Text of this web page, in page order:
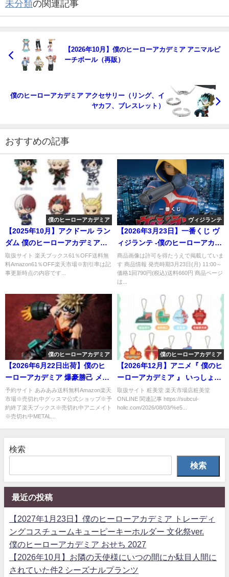
未分類の関連記事
【2026年10月】僕のヒーローアカデミア アニマルビ
ーチボール（再販）
僕のヒーローアカデミア アクセサリー（リング、イ
ヤカフ、ブレスレット）
おすすめの記事
僕のヒーローアカデミア
【2025年10月】アクドール ラン
ダム 僕のヒーローアカデミア
vol.1
取扱サイト 楽天ブックス61％OFF送料無
料Amazon61％OFF楽天市場※割引率は記
事更新時点の内容です...
ヴィジランテ
【2026年3月23日】一番くじ ヴ
ィジランテ -僕のヒーローアカデ
ミア ILLEGALS-
商品画像は許可を得たうえで掲載していま
す 商品情報 発売時期3月23日(月) 11:00～
価格1回790円(税込)送料660円 商品ページ
は...
僕のヒーローアカデミア
【2026年6月22日出荷】僕のヒ
ーローアカデミア 爆豪勝己 メタ
リックVer. 1/4 完成品フィギュア
予約サイト あみあみ送料無料Amazon楽天
市場※売切れ中グッスマ公式ショップ※予
約終了楽天ブックス※売切れ中アニメイト
※売切れ中METAL...
僕のヒーローアカデミア
【2026年12月】アニメ『 僕のヒ
ーローアカデミア 』 いっしょ
に！おでかけシリーズ ＜ ネーム
タグ 全9種 ＞
取扱サイト 粧美堂 楽天市場店粧美堂
ONLINE 関連記事 https://subcul-
holic.com/2026/08/03/%e5...
検索
検索
最近の投稿
【2027年1月23日】僕のヒーローアカデミア トレーディ
ングコスチュームキューピーキーホルダー 文化祭ver.
僕のヒーローアカデミア おせち 2027
【2026年10月】お隣の天使様にいつの間にか駄目人間に
されていた件2 シーズナルプランツ